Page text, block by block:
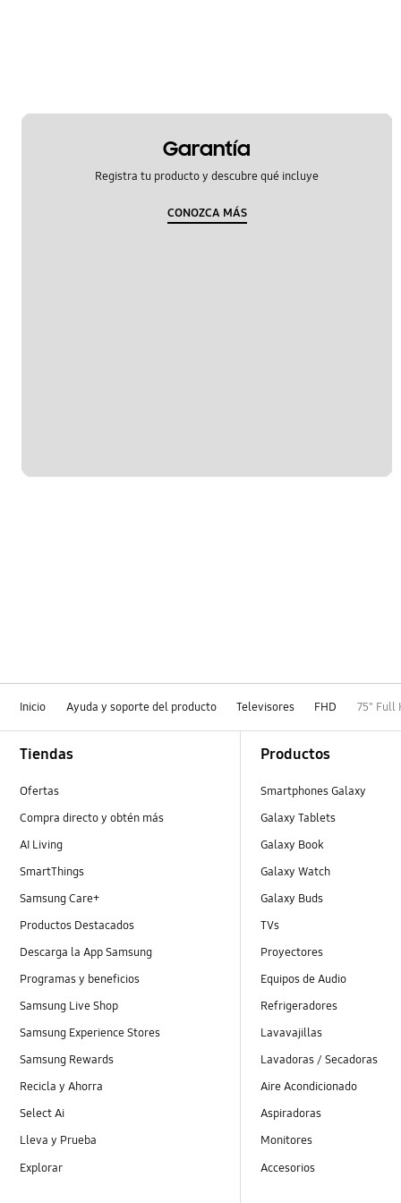
Garantía
Registra tu producto y descubre qué incluye
CONOZCA MÁS
Inicio Ayuda y soporte del producto Televisores FHD 75" Full
Tiendas
Ofertas
Compra directo y obtén más
AI Living
SmartThings
Samsung Care+
Productos Destacados
Descarga la App Samsung
Programas y beneficios
Samsung Live Shop
Samsung Experience Stores
Samsung Rewards
Recicla y Ahorra
Select Ai
Lleva y Prueba
Explorar
Productos
Smartphones Galaxy
Galaxy Tablets
Galaxy Book
Galaxy Watch
Galaxy Buds
TVs
Proyectores
Equipos de Audio
Refrigeradores
Lavavajillas
Lavadoras / Secadoras
Aire Acondicionado
Aspiradoras
Monitores
Accesorios